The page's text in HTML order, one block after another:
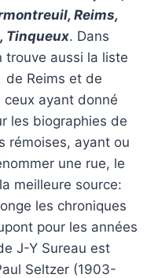
Reims,
Tinqueux. Dans
trouve aussi la liste
de Reims et de
ayant donné
les biographies de
rémoises, ayant ou
une rue, le
meilleure source:
les chroniques
pour les années
J-Y Sureau est
Seltzer (1903-